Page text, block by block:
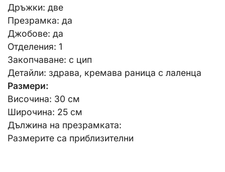
Дръжки: две
Презрамка: да
Джобове: да
Отделения: 1
Закопчаване: с цип
Детайли: здрава, кремава раница с лаленца
Размери:
Височина: 30 см
Широчина: 25 см
Дължина на презрамката:
Размерите са приблизителни